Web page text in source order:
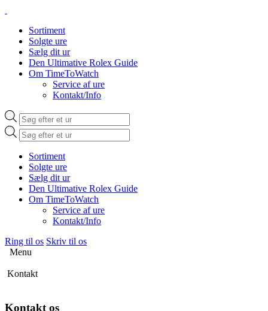
Sortiment
Solgte ure
Sælg dit ur
Den Ultimative Rolex Guide
Om TimeToWatch
Service af ure
Kontakt/Info
Products
search
Products
search
Sortiment
Solgte ure
Sælg dit ur
Den Ultimative Rolex Guide
Om TimeToWatch
Service af ure
Kontakt/Info
Ring til os Skriv til os
Menu
Kontakt
Kontakt os